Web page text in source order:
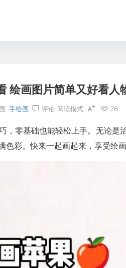
绘画图片简单又好看人
手绘画 评论 76
阅读模式
零基础也能轻松上手。无论是
彩。快来一起画起来，享受绘